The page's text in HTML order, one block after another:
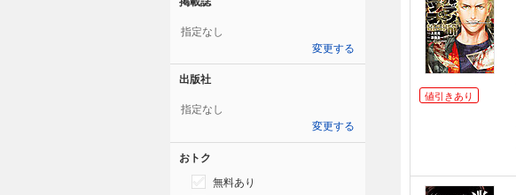
値引きあり
指定なし
変更する
出版社
指定なし
変更する
おトク
無料あり